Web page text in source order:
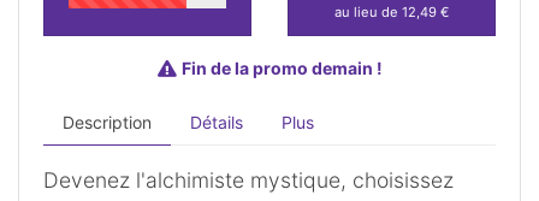
au lieu de 12,49 €
Fin de la promo demain !
Description Détails Plus
Devenez l'alchimiste mystique, choisissez